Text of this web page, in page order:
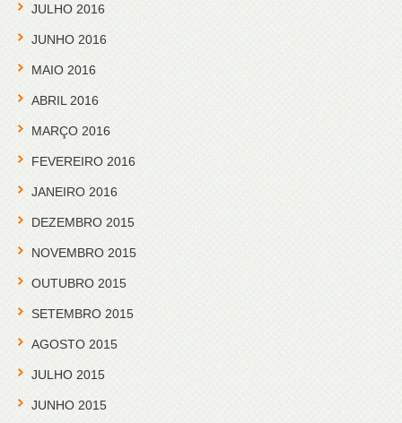
JULHO 2016
JUNHO 2016
MAIO 2016
ABRIL 2016
MARÇO 2016
FEVEREIRO 2016
JANEIRO 2016
DEZEMBRO 2015
NOVEMBRO 2015
OUTUBRO 2015
SETEMBRO 2015
AGOSTO 2015
JULHO 2015
JUNHO 2015